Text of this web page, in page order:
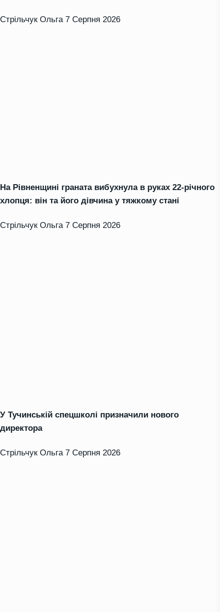
Стрільчук Ольга 7 Серпня 2026
На Рівненщині граната вибухнула в руках 22-річного
хлопця: він та його дівчина у тяжкому стані
Стрільчук Ольга 7 Серпня 2026
У Тучинській спецшколі призначили нового
директора
Стрільчук Ольга 7 Серпня 2026